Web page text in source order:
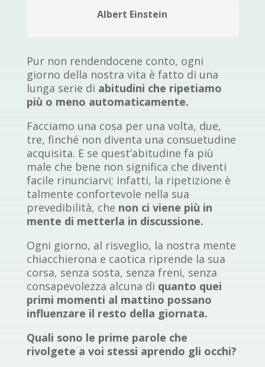
Albert Einstein
Pur non rendendocene conto, ogni
giorno della nostra vita è fatto di una
lunga serie di abitudini che ripetiamo
più o meno automaticamente.
Facciamo una cosa per una volta, due,
tre, finché non diventa una consuetudine
acquisita. E se quest’abitudine fa più
male che bene non significa che diventi
facile rinunciarvi; infatti, la ripetizione è
talmente confortevole nella sua
prevedibilità, che non ci viene più in
mente di metterla in discussione.
Ogni giorno, al risveglio, la nostra mente
chiacchierona e caotica riprende la sua
corsa, senza sosta, senza freni, senza
consapevolezza alcuna di quanto quei
primi momenti al mattino possano
influenzare il resto della giornata.
Quali sono le prime parole che
rivolgete a voi stessi aprendo gli occhi?